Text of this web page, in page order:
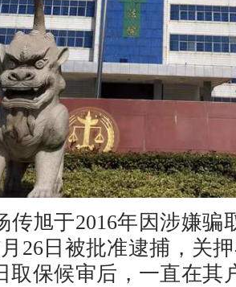
旭于2016年因涉嫌骗
26日被批准逮捕，关
取保候审后，一直在其